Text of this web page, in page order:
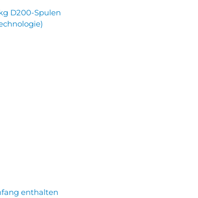
D200-Spulen
enthalten